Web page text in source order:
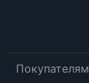
Покупателям